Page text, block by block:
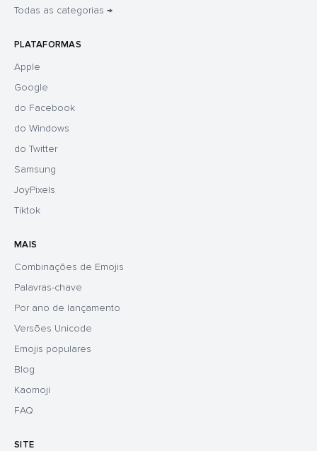
Todas as categorias →
PLATAFORMAS
Apple
Google
do Facebook
do Windows
do Twitter
Samsung
JoyPixels
Tiktok
MAIS
Combinações de Emojis
Palavras-chave
Por ano de lançamento
Versões Unicode
Emojis populares
Blog
Kaomoji
FAQ
SITE